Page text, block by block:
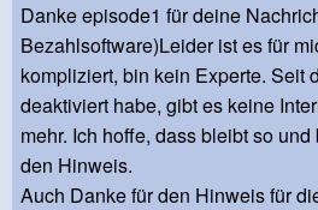
Danke episode1 für deine
Bezahlsoftware)Leider ist es für
kompliziert, bin kein Experte. Seit
deaktiviert habe, gibt es keine
mehr. Ich hoffe, dass bleibt so
den Hinweis.
Auch Danke für den Hinweis für